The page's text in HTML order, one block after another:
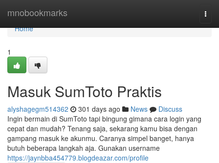
mnobookmarks
Home
Home
1
Masuk SumToto Praktis
alyshagegm514362 301 days ago News
Discuss
Ingin bermain di SumToto tapi bingung gimana cara login yang
cepat dan mudah? Tenang saja, sekarang kamu bisa dengan
gampang masuk ke akunmu. Caranya simpel banget, hanya
butuh beberapa langkah aja. Gunakan username
https://jaynbba454779.blogdeazar.com/profile